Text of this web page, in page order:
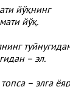
йўқнинг
йўқ.
– эл.
– элга